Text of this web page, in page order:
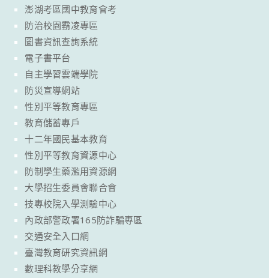
澎湖考區國中教育會考
防治校園霸凌專區
圖書資訊查詢系統
電子書平台
自主學習雲端學院
防災宣導網站
性別平等教育專區
教育儲蓄專戶
十二年國民基本教育
性別平等教育資源中心
防制學生藥濫用資源網
大學招生委員會聯合會
技專校院入學測驗中心
內政部警政署165防詐騙專區
交通安全入口網
臺灣教育研究資訊網
數理科教學分享網